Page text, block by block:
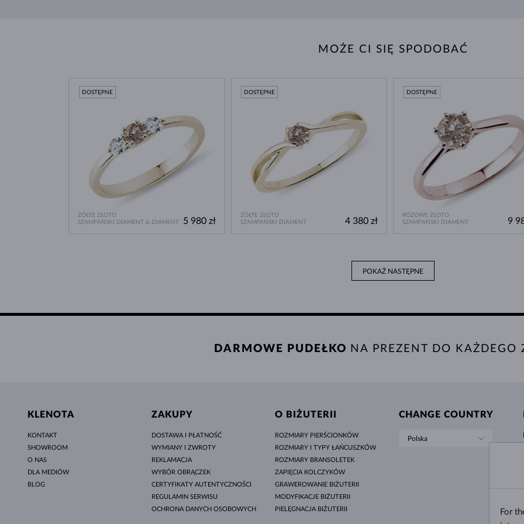
MOŻE CI SIĘ SPODOBAĆ
ŻÓŁTE ZŁOTO
SZAMPAŃSKI DIAMENT & DIAMENT
DOSTĘPNE
5 980 zł
ŻÓŁTE ZŁOTO
SZAMPAŃSKI DIAMENT
DOSTĘPNE
4 380 zł
RÓŻOWE ZŁOTO
SZAMPAŃSKI DIAMENT
DOSTĘPNE
9
POKAŻ NASTĘPNE
DARMOWE PUDEŁKO NA PREZENT DO KAŻDEGO
KLENOTA
KONTAKT
SHOWROOM
O NAS
DLA MEDIÓW
BLOG
ZAKUPY
DOSTAWA I PŁATNOŚĆ
WYMIANY I ZWROTY
REKLAMACJA
WYBÓR OBRĄCZEK
CERTYFIKATY AUTENTYCZNOŚCI
REGULAMIN SERWISU
OCHRONA DANYCH OSOBOWYCH
O BIŻUTERII
ROZMIARY PIERŚCIONKÓW
ROZMIARY I TYPY ŁAŃCUSZKÓW
ROZMIARY BRANSOLETEK
ZAPIĘCIA KOLCZYKÓW
GRAWEROWANIE BIŻUTERII
MODYFIKACJE BIŻUTERII
PIELĘGNACJA BIŻUTERII
CHANGE COUNTRY
Polska
For